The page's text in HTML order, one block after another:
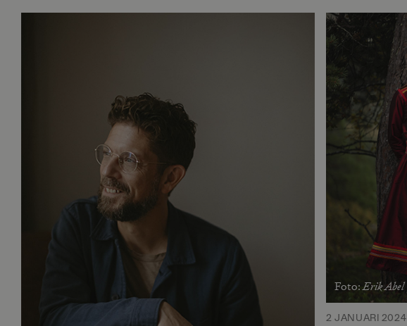
Foto:Erik Abel
2 JANUARI 2024